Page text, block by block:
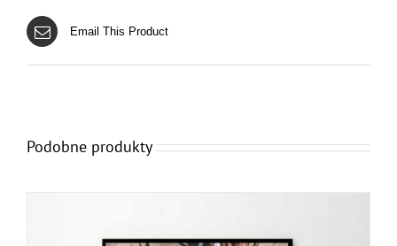
Email This Product
Podobne produkty